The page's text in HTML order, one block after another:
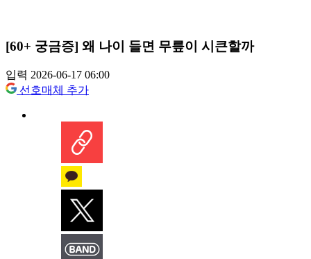
[60+ 궁금증] 왜 나이 들면 무릎이 시큰할까
입력 2026-06-17 06:00
선호매체 추가